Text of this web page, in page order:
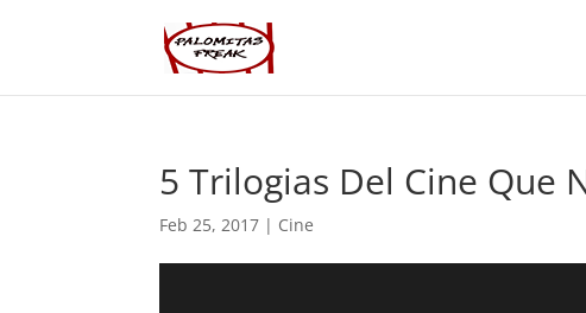
5 Trilogias Del Cine Que
Feb 25, 2017 | Cine